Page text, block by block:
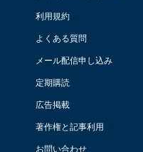
利用規約
よくある質問
メール配信申し込み
定期購読
広告掲載
著作権と記事利用
お問い合わせ